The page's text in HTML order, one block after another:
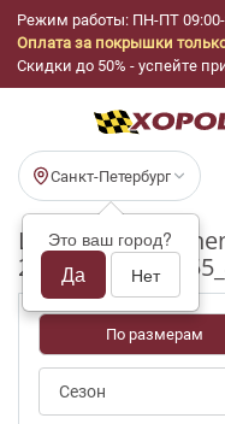
Режим работы: ПН-ПТ 09:00-
Оплата за покрышки
Скидки до 50% - успейте
Санкт-Петербург
Это ваш город?
Да Нет
Шины бу
25pct
По размерам